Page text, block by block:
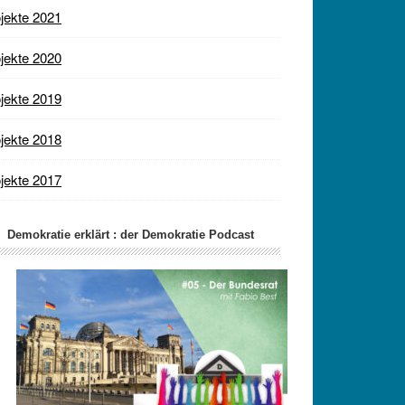
2021
2020
2019
2018
2017
Demokratie erklärt : der Demokratie Podcast